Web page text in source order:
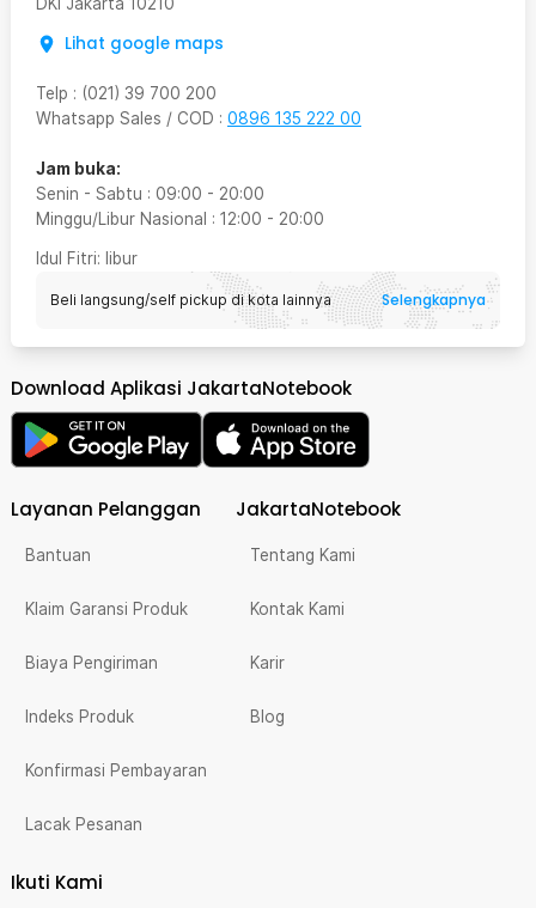
Lihat google maps
Telp : (021) 39 700 200
Whatsapp Sales / COD : 0896 135 222 00
Jam buka:
Senin - Sabtu : 09:00 - 20:00
Minggu/Libur Nasional : 12:00 - 20:00
Idul Fitri: libur
Beli langsung/self pickup di kota lainnya Selengkapnya
Download Aplikasi JakartaNotebook
Layanan Pelanggan
Bantuan
Klaim Garansi Produk
Biaya Pengiriman
Indeks Produk
Konfirmasi Pembayaran
Lacak Pesanan
JakartaNotebook
Tentang Kami
Kontak Kami
Karir
Blog
Ikuti Kami